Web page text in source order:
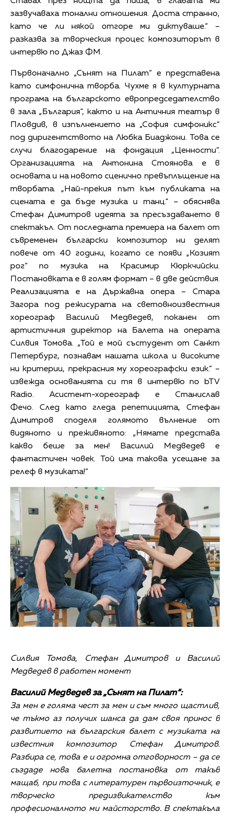
зазвучаваха тонални отношения. Доста странно,
като че ли някой отгоре ми диктуваше.“ –
разказва за творческия процес композиторът в
интервю по Джаз ФМ.
Първоначално „Сънят на Пилат“ е представена
като симфонична творба. Чухме я в културната
програма на българското европредседателство
в зала „България“, както и на Античния театър в
Пловдив, в изпълнението на „София симфоникс“
под диригентството на Любка Биаджони. Това се
случи благодарение на фондация „Ценности“.
Организацията на Антонина Стоянова е в
основата и на новото сценично превъплъщение на
творбата. „Най-прекия път към публиката на
сцената е да бъде музика и танц.“ – обяснява
Стефан Димитров идеята за пресъздаването в
спектакъл. От последната премиера на балет от
съвременен български композитор ни делят
повече от 40 години, когато се появи „Козият
рог“ по музика на Красимир Кюркчийски.
Постановката е в голям формат – в две действия.
Реализацията е на Държавна опера – Стара
Загора под режисурата на световноизвестния
хореограф Василий Медведев, поканен от
артистичния директор на Балета на операта
Силвия Томова. „Той е мой състудент от Санкт
Петербург, познавам нашата школа и високите
ни критерии, прекрасния му хореографски език.“ –
извежда основанията си тя в интервю по bTV
Radio. Асистент-хореограф е Станислав
Фечо. След като гледа репетицията, Стефан
Димитров споделя голямото вълнение от
видяното и преживяното: „Нямате представа
какво беше за мен! Василий Медведев е
фантастичен човек. Той има такова усещане за
релеф в музиката!“
Силвия Томова, Стефан Димитров и Василий
Медведев в работен момент
Василий Медведев за „Сънят на Пилат“:
За мен е голяма чест за мен и съм много щастлив,
че тъкмо аз получих шанса да дам своя принос в
развитието на българския балет с музиката на
известния композитор Стефан Димитров.
Разбира се, това е и огромна отговорност – да се
създаде нова балетна постановка от такъв
мащаб, при това с литературен първоизточник, е
творческо предизвикателство към
професионалното ми майсторство. В спектакъла